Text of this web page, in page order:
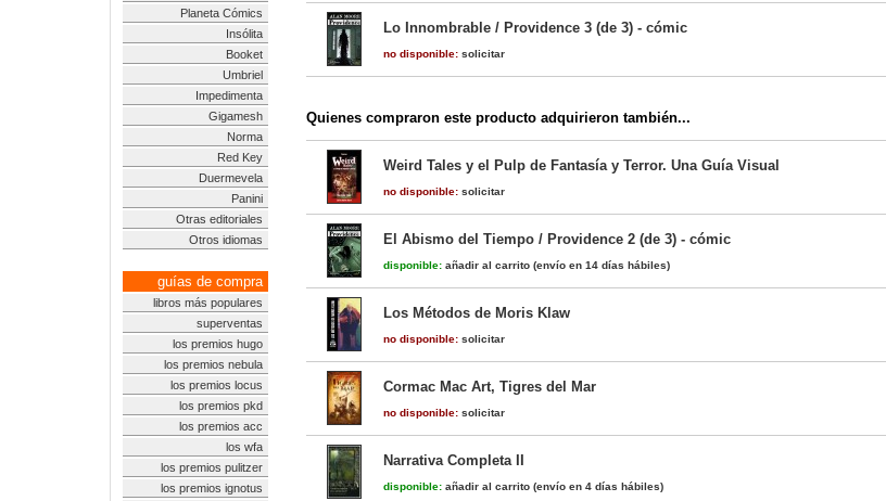
Planeta Cómics
Insólita
Booket
Umbriel
Impedimenta
Gigamesh
Norma
Red Key
Duermevela
Panini
Otras editoriales
Otros idiomas
guías de compra
libros más populares
superventas
los premios hugo
los premios nebula
los premios locus
los premios pkd
los premios acc
los wfa
los premios pulitzer
los premios ignotus
Lo Innombrable / Providence 3 (de 3) - cómic
no disponible: solicitar
Quienes compraron este producto adquirieron también...
Weird Tales y el Pulp de Fantasía y Terror. Una Guía Visual
no disponible: solicitar
El Abismo del Tiempo / Providence 2 (de 3) - cómic
disponible: añadir al carrito (envío en 14 días hábiles)
Los Métodos de Moris Klaw
no disponible: solicitar
Cormac Mac Art, Tigres del Mar
no disponible: solicitar
Narrativa Completa II
disponible: añadir al carrito (envío en 4 días hábiles)